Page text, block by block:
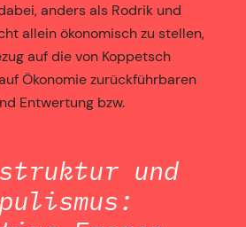
anders als Rodrik und
allein ökonomisch zu stellen,
auf die von Koppetsch
Ökonomie zurückführbaren
Entwertung bzw.
und